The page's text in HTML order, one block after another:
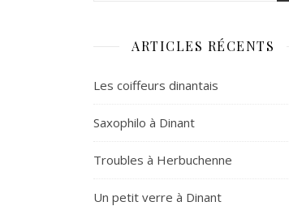
ARTICLES RÉCENTS
Les coiffeurs dinantais
Saxophilo à Dinant
Troubles à Herbuchenne
Un petit verre à Dinant